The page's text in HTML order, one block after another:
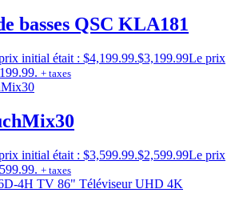
basses QSC KLA181
initial était : $4,199.99.$3,199.99Le prix
+ taxes
initial était : $3,599.99.$2,599.99Le prix
+ taxes